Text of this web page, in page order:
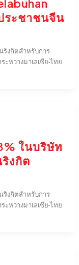
ระชาชนจีน
ริงกิตสำหรับการ
ะหว่างมาเลเซีย-ไทย
ในบริษัท
งกิต
ริงกิตสำหรับการ
ะหว่างมาเลเซีย-ไทย